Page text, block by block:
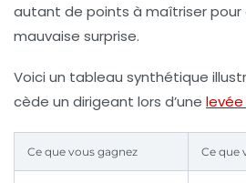
autant de points à maîtriser
mauvaise surprise.
Voici un tableau synthétique
cède un dirigeant lors d’une
Ce que vous gagnez Ce que